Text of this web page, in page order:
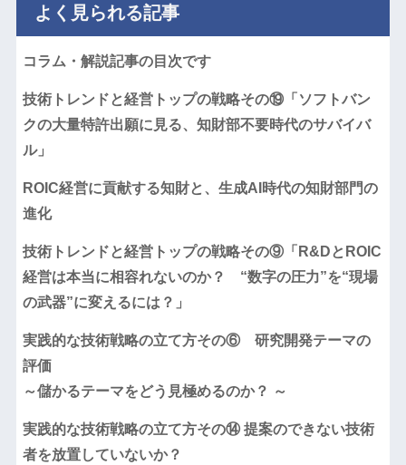
よく見られる記事
コラム・解説記事の目次です
技術トレンドと経営トップの戦略その⑲「ソフトバン
クの大量特許出願に見る、知財部不要時代のサバイバ
ル」
ROIC経営に貢献する知財と、生成AI時代の知財部門の
進化
技術トレンドと経営トップの戦略その⑨「R&DとROIC
経営は本当に相容れないのか？ “数字の圧力”を“現場
の武器”に変えるには？」
実践的な技術戦略の立て方その⑥ 研究開発テーマの
評価
～儲かるテーマをどう見極めるのか？ ～
実践的な技術戦略の立て方その⑭ 提案のできない技術
者を放置していないか？